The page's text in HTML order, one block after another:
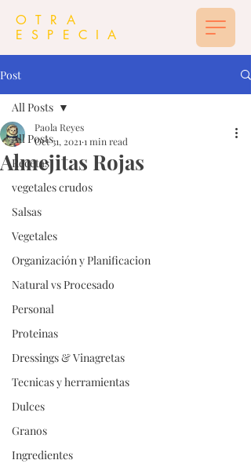
OTRA
ESPECIA
Post
All Posts
Recetas
vegetales crudos
Salsas
Vegetales
Organización y Planificacion
Natural vs Procesado
Personal
Proteinas
Dressings & Vinagretas
Tecnicas y herramientas
Dulces
Granos
Ingredientes
All Posts
Almejitas Rojas
Paola Reyes
Oct 31, 2021 1 min read